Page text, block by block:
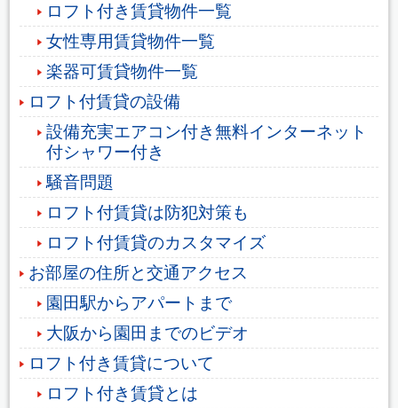
ロフト付き賃貸物件一覧
女性専用賃貸物件一覧
楽器可賃貸物件一覧
ロフト付賃貸の設備
設備充実エアコン付き無料インターネット
付シャワー付き
騒音問題
ロフト付賃貸は防犯対策も
ロフト付賃貸のカスタマイズ
お部屋の住所と交通アクセス
園田駅からアパートまで
大阪から園田までのビデオ
ロフト付き賃貸について
ロフト付き賃貸とは